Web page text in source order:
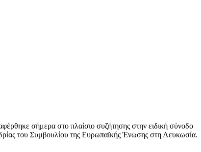
σήμερα στο πλαίσιο συζήτησης στην ειδική σύνοδο
του Συμβουλίου της Ευρωπαϊκής Ένωσης στη Λευκωσία.